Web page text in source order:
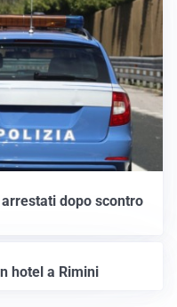
dopo scontro
hotel a Rimini